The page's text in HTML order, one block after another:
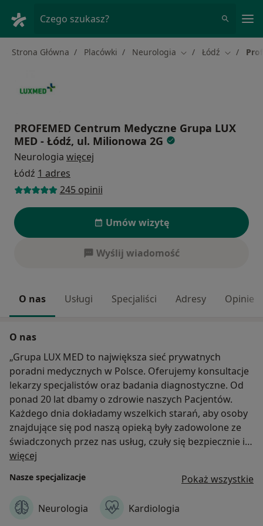
Czego szukasz?
Strona Główna Placówki Neurologia Zmień miasto
Łódź Zmień
PROFEMED Centrum Medyczne Grupa LUX
MED - Łódź, ul. Milionowa 2G
Neurologia więcej
Łódź 1 adres
245 opinii
Umów wizytę
Wyślij wiadomość
O nas Usługi Specjaliści Adresy Opinie
O nas
„Grupa LUX MED to największa sieć prywatnych
poradni medycznych w Polsce. Oferujemy konsultacje
lekarzy specjalistów oraz badania diagnostyczne. Od
ponad 20 lat dbamy o zdrowie naszych Pacjentów.
Każdego dnia dokładamy wszelkich starań, aby osoby
znajdujące się pod naszą opieką były zadowolone ze
świadczonych przez nas usług, czuły się bezpiecznie i
wiedziały, że mogą liczyć na pomoc i poradę
Wykonywane usługi w naszej placówce:
więcej
Nasze specjalizacje Pokaż wszystkie
Neurologia Kardiologia